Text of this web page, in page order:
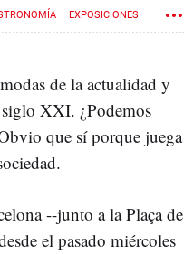
EXPOSICIONES
de la actualidad y
siglo XXI. ¿Podemos
que sí porque juega
--junto a la Plaça de
el pasado miércoles